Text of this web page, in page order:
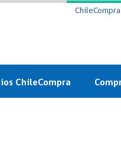
ChileCompra
ChileCompra